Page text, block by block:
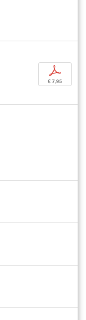
p
€ 7,95